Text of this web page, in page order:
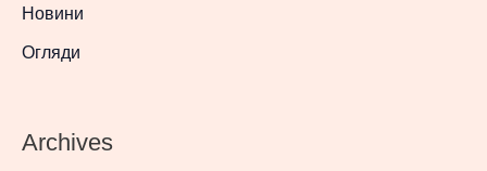
Новини
Огляди
Archives